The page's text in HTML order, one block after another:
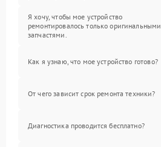
Я хочу, чтобы мое устройство
ремонтировалось только оригинальными
запчастями.
Как я узнаю, что мое устройство готово?
От чего зависит срок ремонта техники?
Диагностика проводится бесплатно?